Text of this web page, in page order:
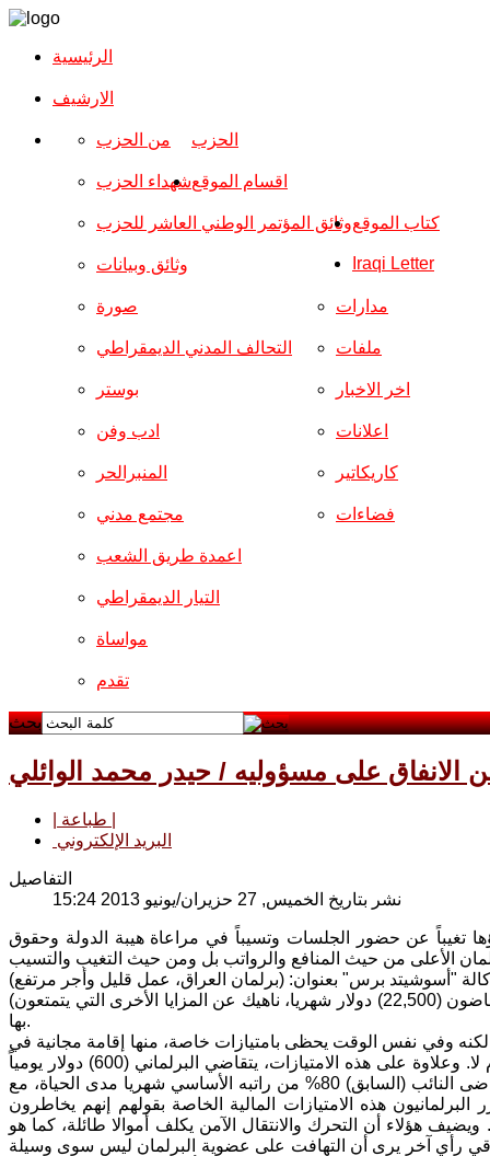
الرئيسية
الارشیف
الحزب من الحزب
شهداء الحزب
وثائق المؤتمر الوطني العاشر للحزب
وثائق وبيانات
اقسام الموقع
صورة
التحالف المدني الديمقراطي
بوستر
ادب وفن
المنبرالحر
مجتمع مدني
مدارات
ملفات
اخر الاخبار
اعلانات
كاريكاتير
فضاءات
اعمدة طريق الشعب
التيار الديمقراطي
مواساة
تقدم
كتاب الموقع
Iraqi Letter
بحث
الانفاق على مسؤوليه / حيدر محمد الوائلي
البريد الإلكتروني
التفاصيل
نشر بتاريخ الخميس, 27 حزيران/يونيو 2013 15:24
تغيباً عن حضور الجلسات وتسيباً في مراعاة هيبة الدولة وحقوق
(يستحق نواب البرلمان العراقي الحالي لقب أقل الناس عملا وأغلاهم أجرا كونهم يتقاضون (22,500) دولار شهريا، ناهيك عن المزايا الأخرى التي يتمتعون
بها.
من راتبه الأساسي ضرائب، لكنه وفي نفس الوقت يحظى بامتيازات خاصة، منها إقامة مجانية في
فندق الرشيد بالمنطقة الخضراء الآمنة نسبيا سواء أكان البرلمان في حالة انعقاد أم لا. وعلاوة على هذه الامتيازات، يتقاضي البرلماني (600) دولار يومياً
مقابل أي مهمة رسمية خارج أو داخل العراق. وعند خسارته المنصب البرلماني يتقاضى النائب (السابق) 80% من راتبه الأساسي شهريا مدى الحياة، مع
ويبرر البرلمانيون هذه الامتيازات المالية الخاصة بقولهم إنهم يخاطرون
هؤلاء أن التحرك والانتقال الآمن يكلف أموالا طائلة، كما هو
رأي آخر يرى أن التهافت على عضوية البرلمان ليس سوى وسيلة